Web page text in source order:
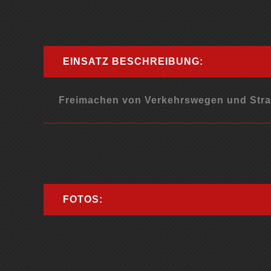
EINSATZ BESCHREIBUNG:
Freimachen von Verkehrswegen und
FOTOS: